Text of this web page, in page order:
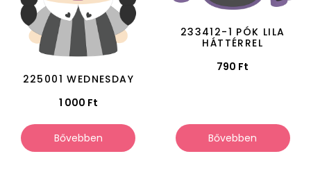
225001 WEDNESDAY
1 000 Ft
Bővebben
233412-1 PÓK LILA
HÁTTÉRREL
790 Ft
Bővebben